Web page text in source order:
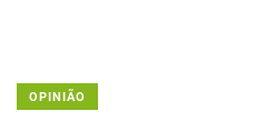
OPINIÃO